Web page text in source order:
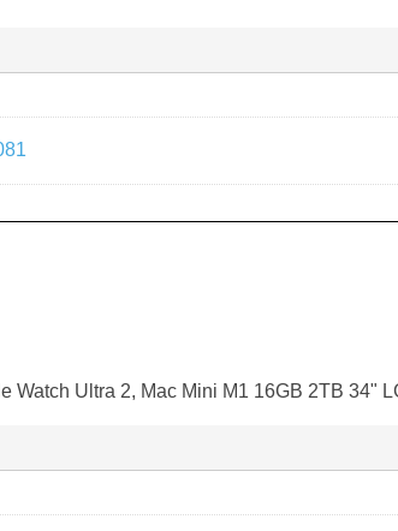
Watch Ultra 2, Mac Mini M1 16GB 2TB 34"